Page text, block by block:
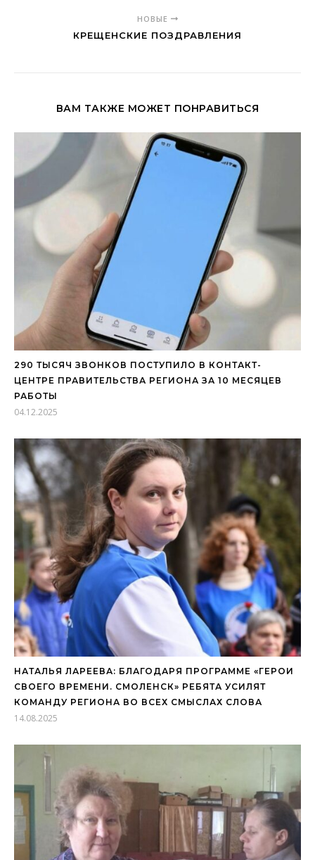
НОВЫЕ
КРЕЩЕНСКИЕ ПОЗДРАВЛЕНИЯ
ВАМ ТАКЖЕ МОЖЕТ ПОНРАВИТЬСЯ
290 ТЫСЯЧ ЗВОНКОВ ПОСТУПИЛО В КОНТАКТ-
ЦЕНТРЕ ПРАВИТЕЛЬСТВА РЕГИОНА ЗА 10 МЕСЯЦЕВ
РАБОТЫ
04.12.2025
НАТАЛЬЯ ЛАРЕЕВА: БЛАГОДАРЯ ПРОГРАММЕ «ГЕРОИ
СВОЕГО ВРЕМЕНИ. СМОЛЕНСК» РЕБЯТА УСИЛЯТ
КОМАНДУ РЕГИОНА ВО ВСЕХ СМЫСЛАХ СЛОВА
14.08.2025